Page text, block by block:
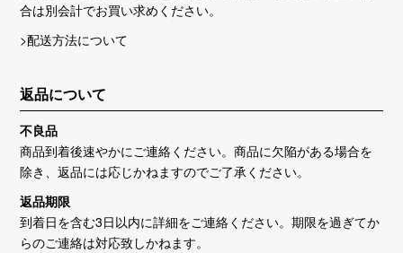
合は別会計でお買い求めください。
>配送方法について
返品について
不良品
商品到着後速やかにご連絡ください。商品に欠陥がある場合を
除き、返品には応じかねますのでご了承ください。
返品期限
到着日を含む3日以内に詳細をご連絡ください。期限を過ぎてか
らのご連絡は対応致しかねます。